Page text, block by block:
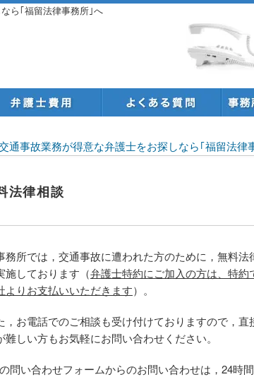
ら｢福留法律事務所｣へ
通事故業務が得意な弁護士をお探しなら｢福留法律
法律相談
所では，交通事故に遭われた方のために，無料法
施しております（弁護士特約にご加入の方は、特約
よりお支払いいただきます）。
お電話でのご相談も受け付けておりますので，直
難しい方もお気軽にお問い合わせください。
問い合わせフォームからのお問い合わせは，24時間